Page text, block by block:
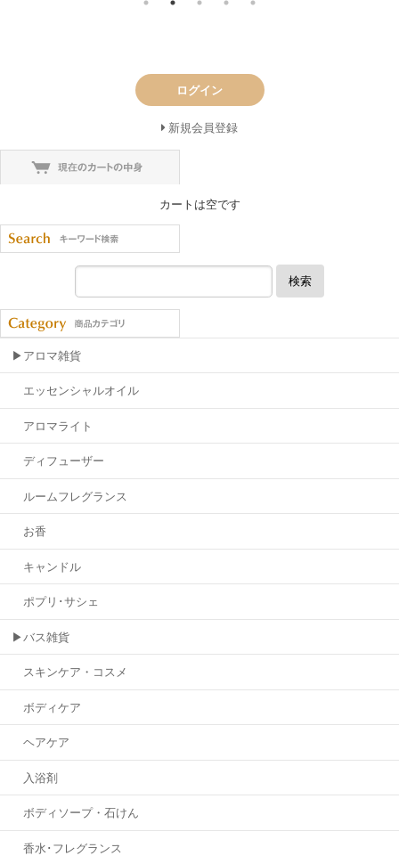
ログイン
新規会員登録
カートは空です
検索
▶アロマ雑貨
エッセンシャルオイル
アロマライト
ディフューザー
ルームフレグランス
お香
キャンドル
ポプリ･サシェ
▶バス雑貨
スキンケア・コスメ
ボディケア
ヘアケア
入浴剤
ボディソープ・石けん
香水･フレグランス